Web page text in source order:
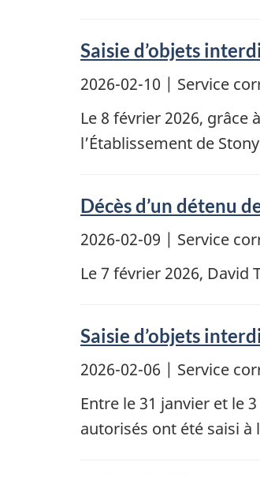
Saisie d’objets
2026-02-10 | Service
Le 8 février 2026,
l’Établissement de
Décès d’un détenu
2026-02-09 | Service
Le 7 février 2026, David
Saisie d’objets
2026-02-06 | Service
Entre le 31 janvier et le
autorisés ont été saisi